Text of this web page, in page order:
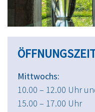
Mittwochs:
10.00 – 12.00 Uhr
15.00 – 17.00 Uhr